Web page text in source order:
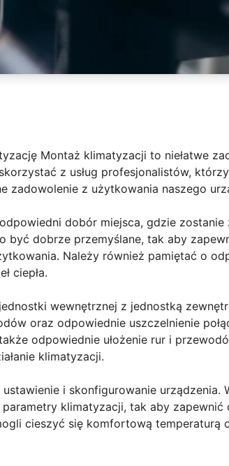
Montaż klimatyzacji to niełatwe
z usług profesjonalistów,
zadowolenie z użytkowania naszego
dobór miejsca, gdzie zostanie
być dobrze przemyślane, tak aby
Należy również pamiętać o
ciepła.
wewnętrznej z jednostką
oraz odpowiednie uszczelnienie
odpowiednie ułożenie rur i
klimatyzacji.
i skonfigurowanie urządzenia.
klimatyzacji, tak aby zapewnić
cieszyć się komfortową temperaturą